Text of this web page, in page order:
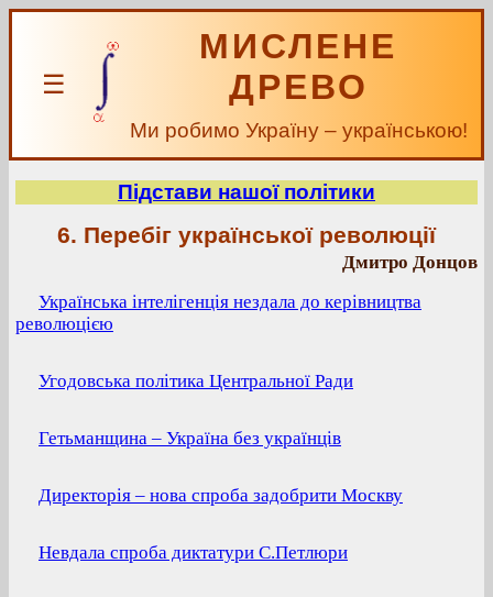
☰
МИСЛЕНЕ
ДРЕВО
Ми робимо Україну – українською!
Підстави нашої політики
6. Перебіг української революції
Дмитро Донцов
Українська інтелігенція нездала до керівництва
революцією
Угодовська політика Центральної Ради
Гетьманщина – Україна без українців
Директорія – нова спроба задобрити Москву
Невдала спроба диктатури С.Петлюри